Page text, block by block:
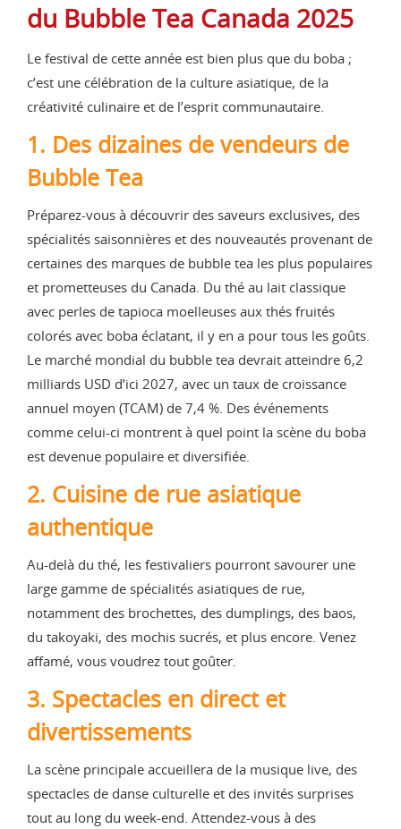
du Bubble Tea Canada 2025
Le festival de cette année est bien plus que du boba ;
c’est une célébration de la culture asiatique, de la
créativité culinaire et de l’esprit communautaire.
1. Des dizaines de vendeurs de
Bubble Tea
Préparez-vous à découvrir des saveurs exclusives, des
spécialités saisonnières et des nouveautés provenant de
certaines des marques de bubble tea les plus populaires
et prometteuses du Canada. Du thé au lait classique
avec perles de tapioca moelleuses aux thés fruités
colorés avec boba éclatant, il y en a pour tous les goûts.
Le marché mondial du bubble tea devrait atteindre 6,2
milliards USD d’ici 2027, avec un taux de croissance
annuel moyen (TCAM) de 7,4 %. Des événements
comme celui-ci montrent à quel point la scène du boba
est devenue populaire et diversifiée.
2. Cuisine de rue asiatique
authentique
Au-delà du thé, les festivaliers pourront savourer une
large gamme de spécialités asiatiques de rue,
notamment des brochettes, des dumplings, des baos,
du takoyaki, des mochis sucrés, et plus encore. Venez
affamé, vous voudrez tout goûter.
3. Spectacles en direct et
divertissements
La scène principale accueillera de la musique live, des
spectacles de danse culturelle et des invités surprises
tout au long du week-end. Attendez-vous à des